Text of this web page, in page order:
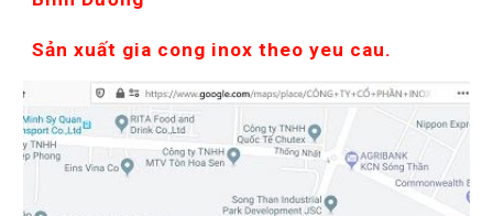
Sản xuất gia cong inox theo yeu cau.